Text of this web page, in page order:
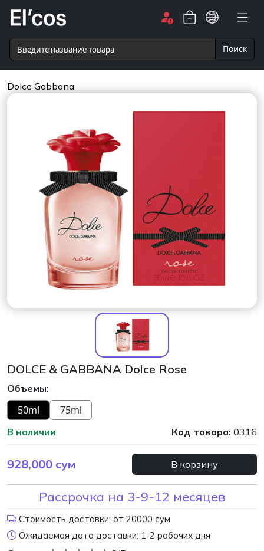
Поиск
Dolce Gabbana
DOLCE & GABBANA Dolce Rose
Объемы:
50ml 75ml
В наличии Код товара: 0316
928,000 сум В корзину
Рассрочка на 3-9-12 месяцев
Стоимость доставки: от 20000 сум
Ожидаемая дата доставки: 1-2 рабочих дня